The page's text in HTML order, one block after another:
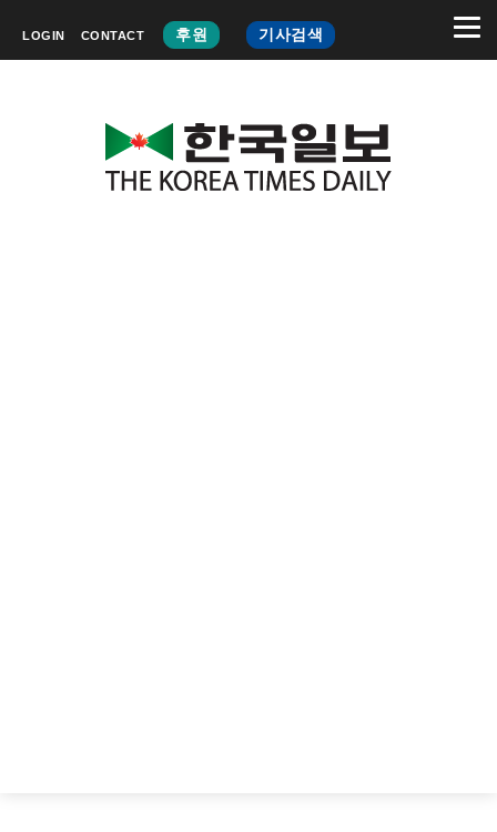
LOGIN CONTACT 후원 기사검색